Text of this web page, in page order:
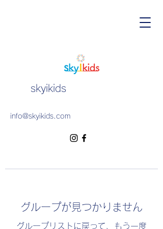
skyikids
info@skyikids.com
グループが見つかりません
グループリストに戻って、もう一度